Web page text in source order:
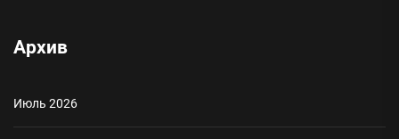
Архив
Июль 2026